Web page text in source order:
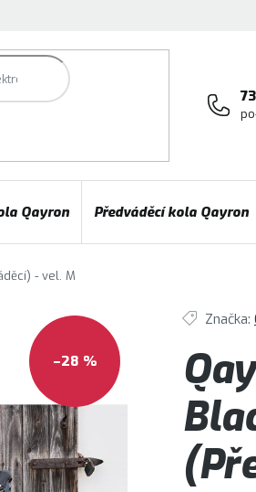
Qayron Předváděcí kola Qayron
- vel. M
Značka:
–28 %